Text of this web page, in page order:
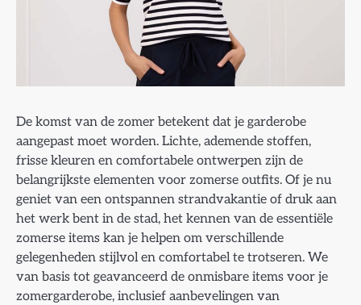
De komst van de zomer betekent dat je garderobe
aangepast moet worden. Lichte, ademende stoffen,
frisse kleuren en comfortabele ontwerpen zijn de
belangrijkste elementen voor zomerse outfits. Of je nu
geniet van een ontspannen strandvakantie of druk aan
het werk bent in de stad, het kennen van de essentiële
zomerse items kan je helpen om verschillende
gelegenheden stijlvol en comfortabel te trotseren. We
van basis tot geavanceerd de onmisbare items voor je
zomergarderobe, inclusief aanbevelingen van